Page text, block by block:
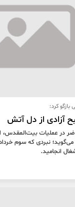
بازگو کرد:
آزادی از دل آتش
در عملیات بیت‌المقدس،
نبردی که سوم